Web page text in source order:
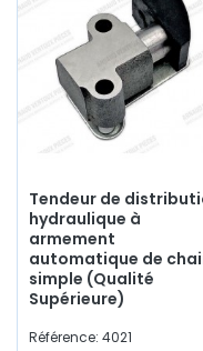
Tendeur de
hydraulique à
armement
automatique de
simple (Qualité
Supérieure)
Référence: 4021